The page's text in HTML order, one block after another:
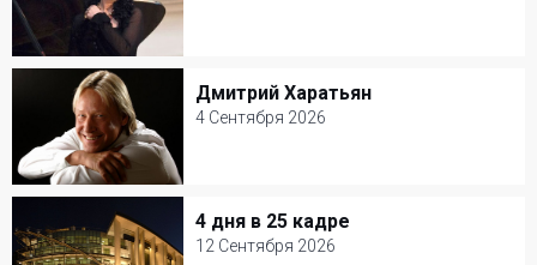
1 Сентября 2026
Театр Вахтангова
Классическая музыка
Дмитрий Харатьян
4 Сентября 2026
Дмитрий Харатьян
4 Сентября 2026
Джаз-клуб Игоря Бутмана
Популярная музыка
4 дня в 25 кадре
12 Сентября 2026
4 дня в 25 кадре